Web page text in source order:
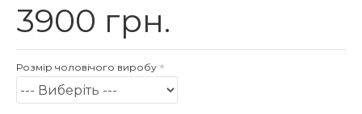
3900 грн.
Розмір чоловічого виробу